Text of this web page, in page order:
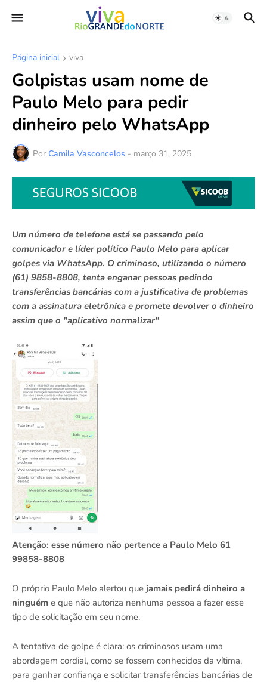
Página inicial viva
Golpistas usam nome de
Paulo Melo para pedir
dinheiro pelo WhatsApp
Por Camila Vasconcelos - março 31, 2025
Um número de telefone está se passando pelo
comunicador e líder político Paulo Melo para aplicar
golpes via WhatsApp. O criminoso, utilizando o número
(61) 9858-8808, tenta enganar pessoas pedindo
transferências bancárias com a justificativa de problemas
com a assinatura eletrônica e promete devolver o dinheiro
assim que o "aplicativo normalizar"
Atenção: esse número não pertence a Paulo Melo 61
99858-8808
O próprio Paulo Melo alertou que jamais pedirá dinheiro a
ninguém e que não autoriza nenhuma pessoa a fazer esse
tipo de solicitação em seu nome.
A tentativa de golpe é clara: os criminosos usam uma
abordagem cordial, como se fossem conhecidos da vítima,
para ganhar confiança e solicitar transferências bancárias de